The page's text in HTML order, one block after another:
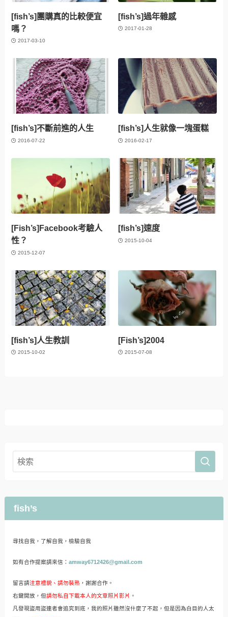
[fish’s]團購真的比較便宜
嗎？
2017-03-10
[fish’s]過年雜感
2017-01-28
[fish’s]不斷前進的人生
2016-07-22
[fish’s]人生就像一塊蛋糕
2016-02-17
[Fish’s]Facebook考驗人
性？
2015-12-07
[fish’s]速度
2015-10-04
[fish’s]人生教訓
2015-10-02
[Fish’s]2004
2015-07-08
fish’s
尋找自我，了解自我，檢驗自我
如有合作提案請來信： amway6712426@gmail.com
留言請注意禮貌、請勿裝熟，謝謝合作。
右鍵開放，但請勿私自下載本人的文章照片影片 。
凡發現盜用盜連者會追究到底，我的照片雖然沒什麼了不起，但是因為白目的人太